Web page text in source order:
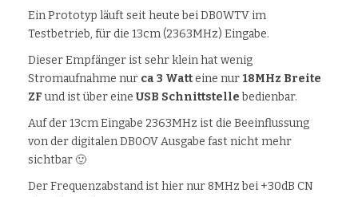
Ein Prototyp läuft seit heute bei DB0WTV im
Testbetrieb, für die 13cm (2363MHz) Eingabe.
Dieser Empfänger ist sehr klein hat wenig
Stromaufnahme nur ca 3 Watteine nur18MHz Breite
ZFund ist über eine USB Schnittstellebedienbar.
Auf der 13cm Eingabe 2363MHz ist die Beeinflussung
von der digitalen DB0OV Ausgabe fast nicht mehr
sichtbar 🙂
Der Frequenzabstand ist hier nur 8MHz bei +30dB CN